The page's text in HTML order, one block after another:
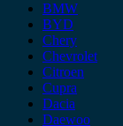
BMW
BYD
Chery
Chevrolet
Citroen
Cupra
Dacia
Daewoo